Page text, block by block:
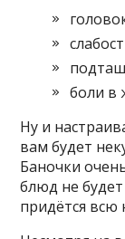
боли в
Ну и
вам будет
Баночки
блюд не
придётся всю